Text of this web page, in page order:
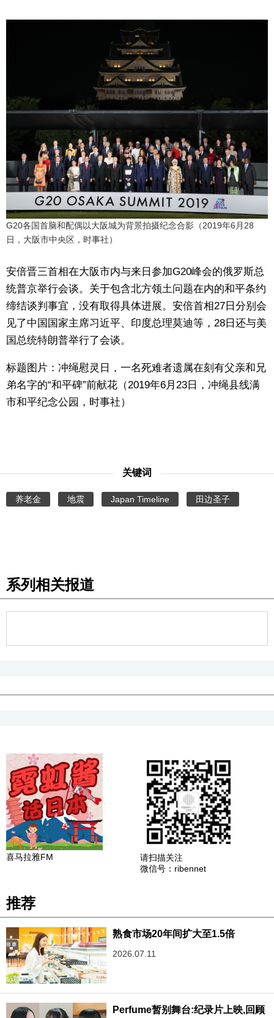
G20各国首脑和配偶以大阪城为背景拍摄纪念合影（2019年6月28
日，大阪市中央区，时事社）
安倍晋三首相在大阪市内与来日参加G20峰会的俄罗斯总
统普京举行会谈。关于包含北方领土问题在内的和平条约
缔结谈判事宜，没有取得具体进展。安倍首相27日分别会
见了中国国家主席习近平、印度总理莫迪等，28日还与美
国总统特朗普举行了会谈。
标题图片：冲绳慰灵日，一名死难者遗属在刻有父亲和兄
弟名字的“和平碑”前献花（2019年6月23日，冲绳县线满
市和平纪念公园，时事社）
关键词
养老金 地震 Japan Timeline 田边圣子
系列相关报道
喜马拉雅FM
请扫描关注
微信号：ribennet
推荐
熟食市场20年间扩大至1.5倍
2026.07.11
Perfume暂别舞台:纪录片上映,回顾